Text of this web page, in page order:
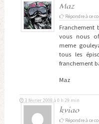
Maz
Répondre à ce
Franchement
vous nous
meme
tous les
franchement
Maz
kyiao
3 février 2008 à 0 h 29 min
Répondre à ce